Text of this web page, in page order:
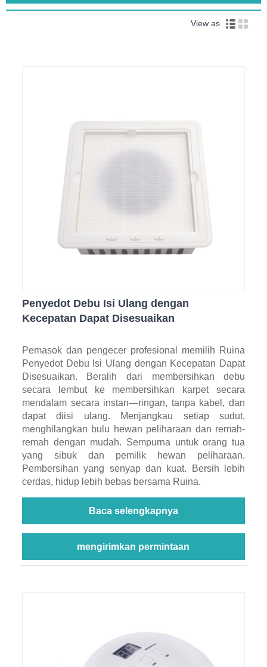
View as
Penyedot Debu Isi Ulang dengan
Kecepatan Dapat Disesuaikan
Pemasok dan pengecer profesional memilih Ruina
Penyedot Debu Isi Ulang dengan Kecepatan Dapat
Disesuaikan. Beralih dari membersihkan debu
secara lembut ke membersihkan karpet secara
mendalam secara instan—ringan, tanpa kabel, dan
dapat diisi ulang. Menjangkau setiap sudut,
menghilangkan bulu hewan peliharaan dan remah-
remah dengan mudah. Sempurna untuk orang tua
yang sibuk dan pemilik hewan peliharaan.
Pembersihan yang senyap dan kuat. Bersih lebih
cerdas, hidup lebih bebas bersama Ruina.
Baca selengkapnya
mengirimkan permintaan